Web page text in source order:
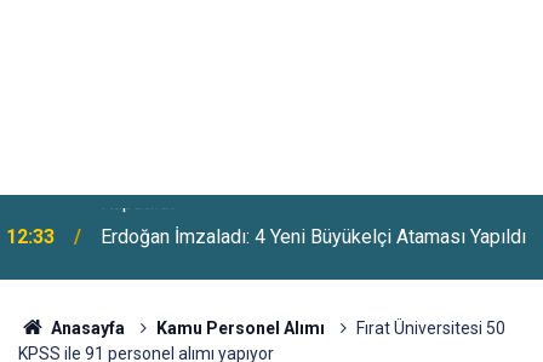
12:33 Erdoğan İmzaladı: 4 Yeni Büyükelçi Ataması Yapıldı
Anasayfa Kamu Personel Alımı
Fırat Üniversitesi 50
KPSS ile 91 personel alımı yapıyor